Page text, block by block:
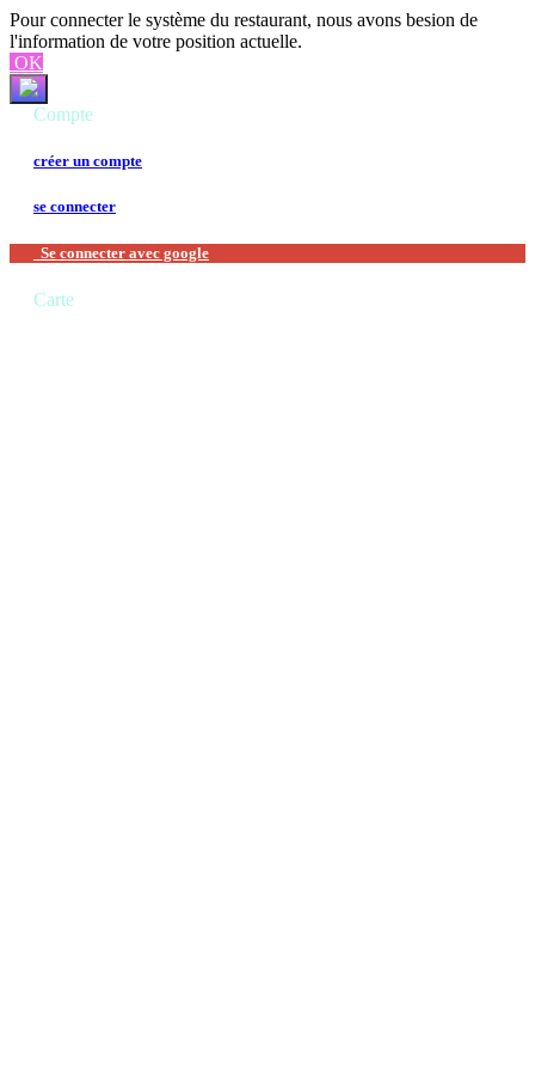
Pour connecter le système du restaurant, nous avons besion de
l'information de votre position actuelle.
OK
Compte
créer un compte
se connecter
Se connecter avec google
Carte